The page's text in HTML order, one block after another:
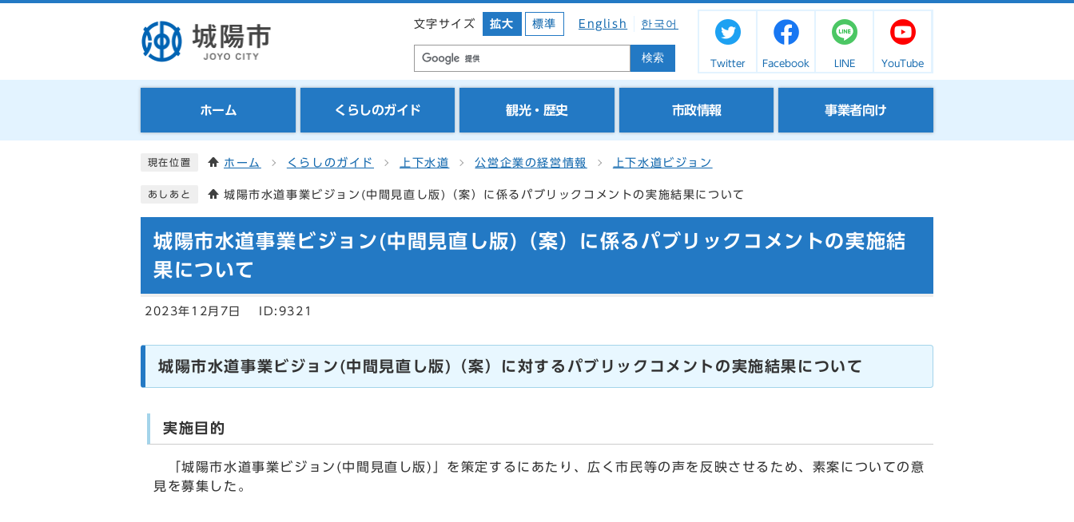
文字サイズ 拡大 標準 English 한국어
検索 Twitter Facebook LINE YouTube
ホーム くらしのガイド 観光・歴史 市政情報 事業者向け
現在位置 ホーム くらしのガイド 上下水道 公営企業の経営情報 上下水道ビジョン
あしあと 城陽市水道事業ビジョン(中間見直し版)（案）に係るパブリックコメントの実施結果について
城陽市水道事業ビジョン(中間見直し版)（案）に係るパブリックコメントの実施結
果について
2023年12月7日 ID:9321
城陽市水道事業ビジョン(中間見直し版)（案）に対するパブリックコメントの実施結果について
実施目的
「城陽市水道事業ビジョン(中間見直し版)」を策定するにあたり、広く市民等の声を反映させるため、素案についての意
見を募集した。